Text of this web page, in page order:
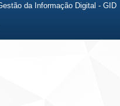
da Informação Digital - GID